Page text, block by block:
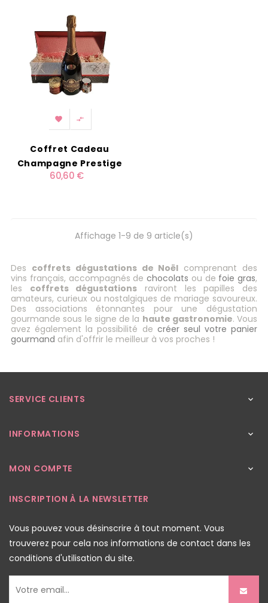
 
Coffret Cadeau
Champagne Prestige
60,60 €
Affichage 1-9 de 9 article(s)
Des coffrets dégustations de Noël comprenant des
vins français, accompagnés de chocolats ou de foie gras,
les coffrets dégustations raviront les papilles des
amateurs, curieux ou nostalgiques de mariage savoureux.
Des associations étonnantes pour une dégustation
gourmande sous le signe de la haute gastronomie. Vous
avez également la possibilité de créer seul votre panier
gourmand afin d'offrir le meilleur à vos proches !
SERVICE CLIENTS 
INFORMATIONS 
MON COMPTE 
INSCRIPTION À LA NEWSLETTER
Vous pouvez vous désinscrire à tout moment. Vous
trouverez pour cela nos informations de contact dans les
conditions d'utilisation du site.